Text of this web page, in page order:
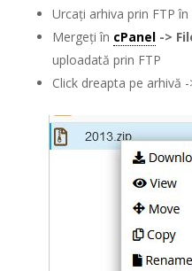
Urcați arhiva prin FTP
Mergeți în cPanel->
uploadată prin FTP
Click dreapta pe arhivă